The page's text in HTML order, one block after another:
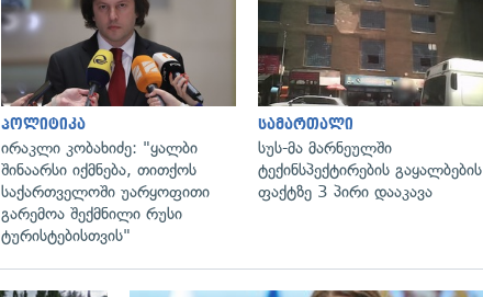
პოლიტიკა
ირაკლი კობახიძე: "ყალბი
შინაარსი იქმნება, თითქოს
საქართველოში უარყოფითი
გარემოა შექმნილი რუსი
ტურისტებისთვის"
სამართალი
სუს-მა მარნეულში
ტექინსპექტირების გაყალბების
ფაქტზე 3 პირი დააკავა